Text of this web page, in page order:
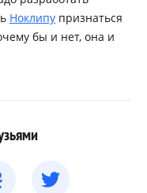
Ноклипу признаться
бы и нет, она и